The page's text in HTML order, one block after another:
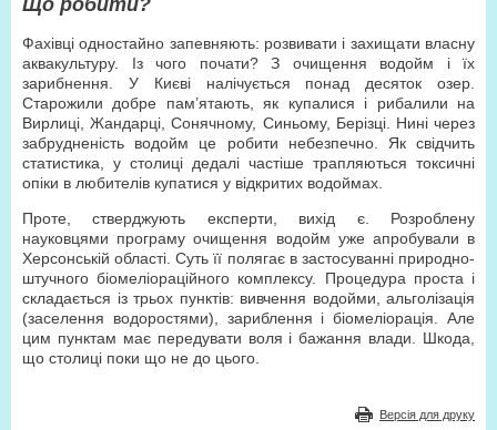
Що робити?
Фахівці одностайно запевняють: розвивати і захищати власну
аквакультуру. Із чого почати? З очищення водойм і їх
зарибнення. У Києві налічується понад десяток озер.
Старожили добре пам’ятають, як купалися і рибалили на
Вирлиці, Жандарці, Сонячному, Синьому, Берізці. Нині через
забрудненість водойм це робити небезпечно. Як свідчить
статистика, у столиці дедалі частіше трапляються токсичні
опіки в любителів купатися у відкритих водоймах.
Проте, стверджують експерти, вихід є. Розроблену
науковцями програму очищення водойм уже апробували в
Херсонській області. Суть її полягає в застосуванні природно-
штучного біомеліораційного комплексу. Процедура проста і
складається із трьох пунктів: вивчення водойми, альголізація
(заселення водоростями), зариблення і біомеліорація. Але
цим пунктам має передувати воля і бажання влади. Шкода,
що столиці поки що не до цього.
Версія для друку